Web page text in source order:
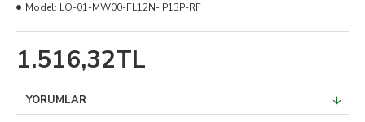
1.516,32TL
Model: LO-01-MW00-FL12N-IP13P-RF
YORUMLAR